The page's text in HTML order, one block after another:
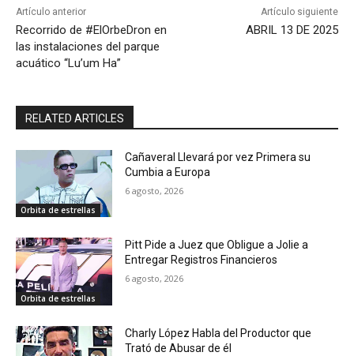
Artículo anterior
Recorrido de #ElOrbeDron en
las instalaciones del parque
acuático “Lu’um Ha”
Artículo siguiente
ABRIL 13 DE 2025
RELATED ARTICLES
Orbita de estrellas
Cañaveral Llevará por vez Primera su
Cumbia a Europa
6 agosto, 2026
Orbita de estrellas
Pitt Pide a Juez que Obligue a Jolie a
Entregar Registros Financieros
6 agosto, 2026
Charly López Habla del Productor que
Trató de Abusar de él